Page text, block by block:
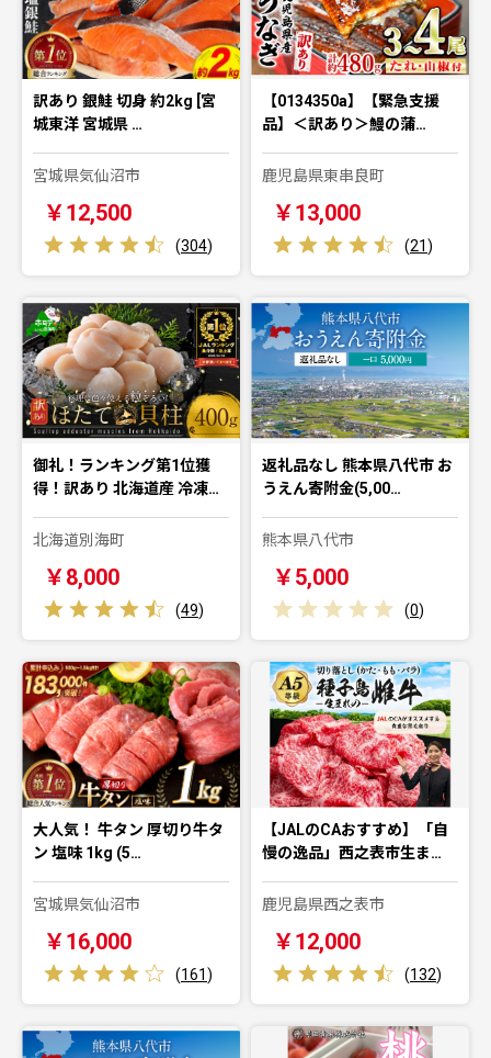
訳あり 銀鮭 切身 約2kg [宮
城東洋 宮城県 …
宮城県気仙沼市
￥12,500
(304)
【0134350a】【緊急支援
品】＜訳あり＞鰻の蒲…
鹿児島県東串良町
￥13,000
(21)
御礼！ランキング第1位獲
得！訳あり 北海道産 冷凍…
北海道別海町
￥8,000
(49)
返礼品なし 熊本県八代市 お
うえん寄附金(5,00…
熊本県八代市
￥5,000
(0)
大人気！ 牛タン 厚切り牛タ
ン 塩味 1kg (5…
宮城県気仙沼市
￥16,000
(161)
【JALのCAおすすめ】「自
慢の逸品」西之表市生ま…
鹿児島県西之表市
￥12,000
(132)